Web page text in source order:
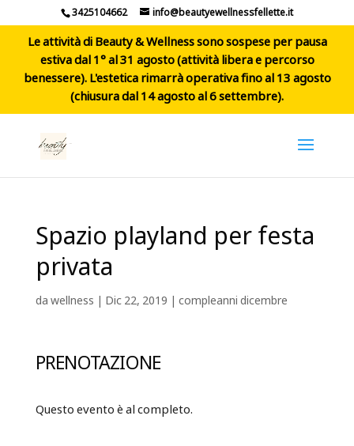
3425104662 info@beautyewellnessfellette.it
Le attività di Beauty & Wellness sono sospese per pausa
estiva dal 1° al 31 agosto (attività libera e percorso
benessere). L'estetica rimarrà operativa fino al 13 agosto
(chiusura dal 14 agosto al 6 settembre).
Spazio playland per festa
privata
dawellness | Dic 22, 2019 | compleanni dicembre
PRENOTAZIONE
Questo evento è al completo.